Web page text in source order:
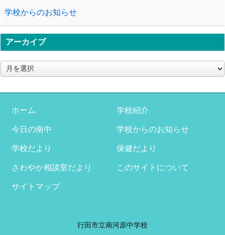
学校からのお知らせ
アーカイブ
ア
ー
イ
ホーム 学校紹介
今日の南中 学校からのお知らせ
学校だより 保健だより
さわやか相談室だより このサイトについて
サイトマップ
行田市立南河原中学校